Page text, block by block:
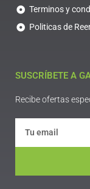
Terminos y
Politicas de
SUSCRÍBETE A
Recibe ofertas